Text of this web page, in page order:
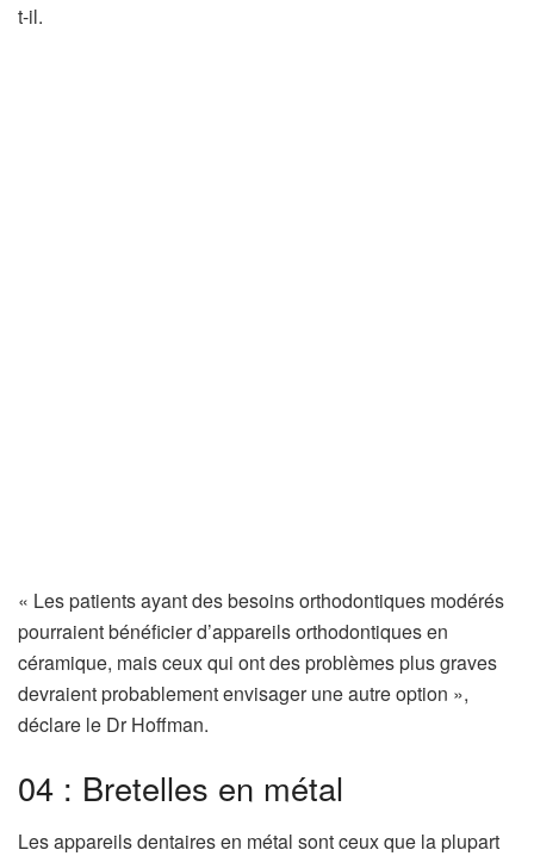
t-il.
« Les patients ayant des besoins orthodontiques modérés
pourraient bénéficier d’appareils orthodontiques en
céramique, mais ceux qui ont des problèmes plus graves
devraient probablement envisager une autre option »,
déclare le Dr Hoffman.
04 : Bretelles en métal
Les appareils dentaires en métal sont ceux que la plupart